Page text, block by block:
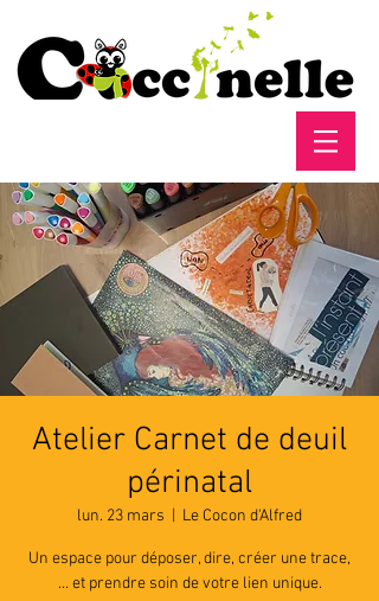
Atelier Carnet de deuil
périnatal
lun. 23 mars Le Cocon d'Alfred
Un espace pour déposer, dire, créer une trace,
… et prendre soin de votre lien unique.